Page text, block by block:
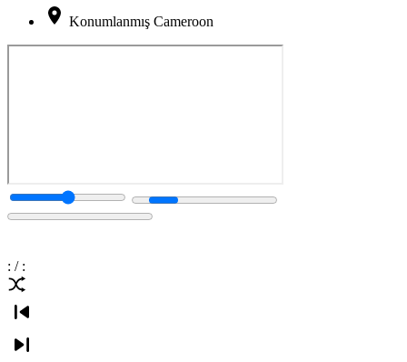
Konumlanmış Cameroon
: / :